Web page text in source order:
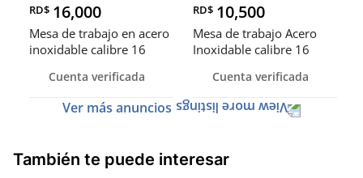
RD$ 16,000
Mesa de trabajo en acero
inoxidable calibre 16
Cuenta verificada
RD$ 10,500
Mesa de trabajo Acero
Inoxidable calibre 16
Cuenta verificada
Ver más anuncios
También te puede interesar